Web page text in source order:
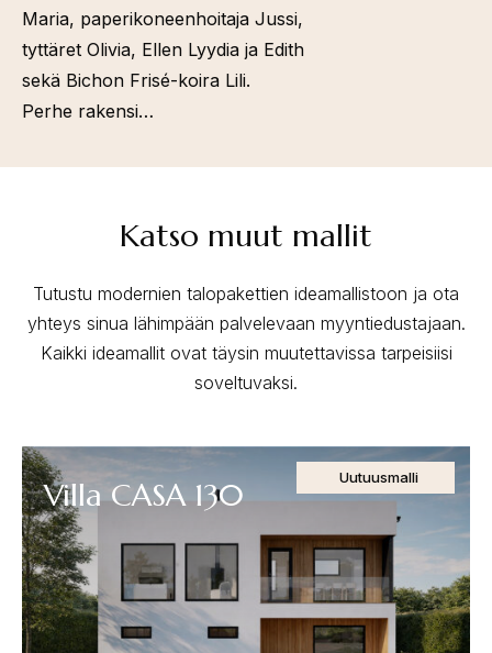
Maria, paperikoneenhoitaja Jussi,
tyttäret Olivia, Ellen Lyydia ja Edith
sekä Bichon Frisé-koira Lili.
Perhe rakensi…
Katso muut mallit
Tutustu modernien talopakettien ideamallistoon ja ota
yhteys sinua lähimpään palvelevaan myyntiedustajaan.
Kaikki ideamallit ovat täysin muutettavissa tarpeisiisi
soveltuvaksi.
Villa CASA 130 Uutuusmalli